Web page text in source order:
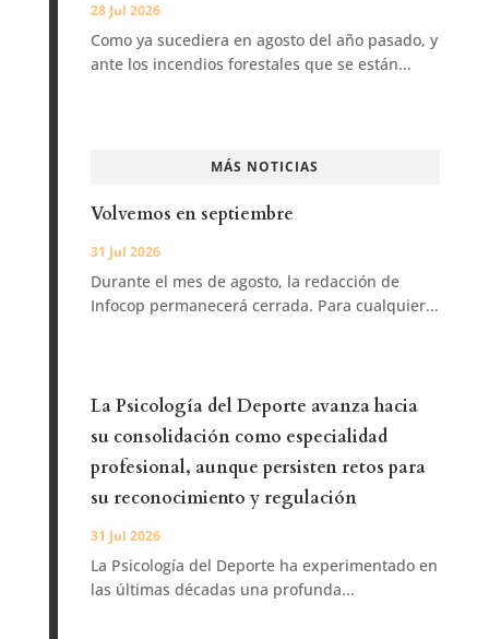
28 Jul 2026
Como ya sucediera en agosto del año pasado, y
ante los incendios forestales que se están...
MÁS NOTICIAS
Volvemos en septiembre
31 Jul 2026
Durante el mes de agosto, la redacción de
Infocop permanecerá cerrada. Para cualquier...
La Psicología del Deporte avanza hacia
su consolidación como especialidad
profesional, aunque persisten retos para
su reconocimiento y regulación
31 Jul 2026
La Psicología del Deporte ha experimentado en
las últimas décadas una profunda...